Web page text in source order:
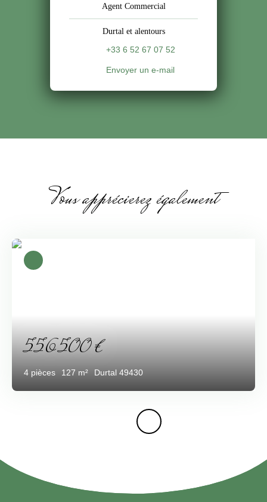
Agent Commercial
Durtal et alentours
+33 6 52 67 07 52
Envoyer un e-mail
Vous apprécierez également
556 500€
4 pièces 127 m² Durtal 49430